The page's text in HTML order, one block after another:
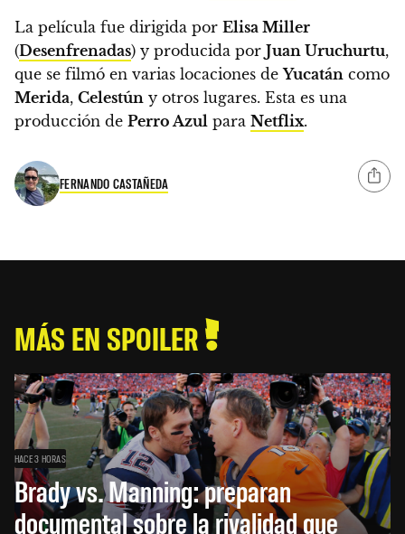
La película fue dirigida por Elisa Miller
(Desenfrenadas) y producida por Juan Uruchurtu,
que se filmó en varias locaciones deYucatán como
Merida, Celestún y otros lugares. Esta es una
producción de Perro Azul para Netflix.
FERNANDO CASTAÑEDA
MÁS EN SPOILER
HACE 3 HORAS
Brady vs. Manning: preparan
documental sobre la rivalidad que